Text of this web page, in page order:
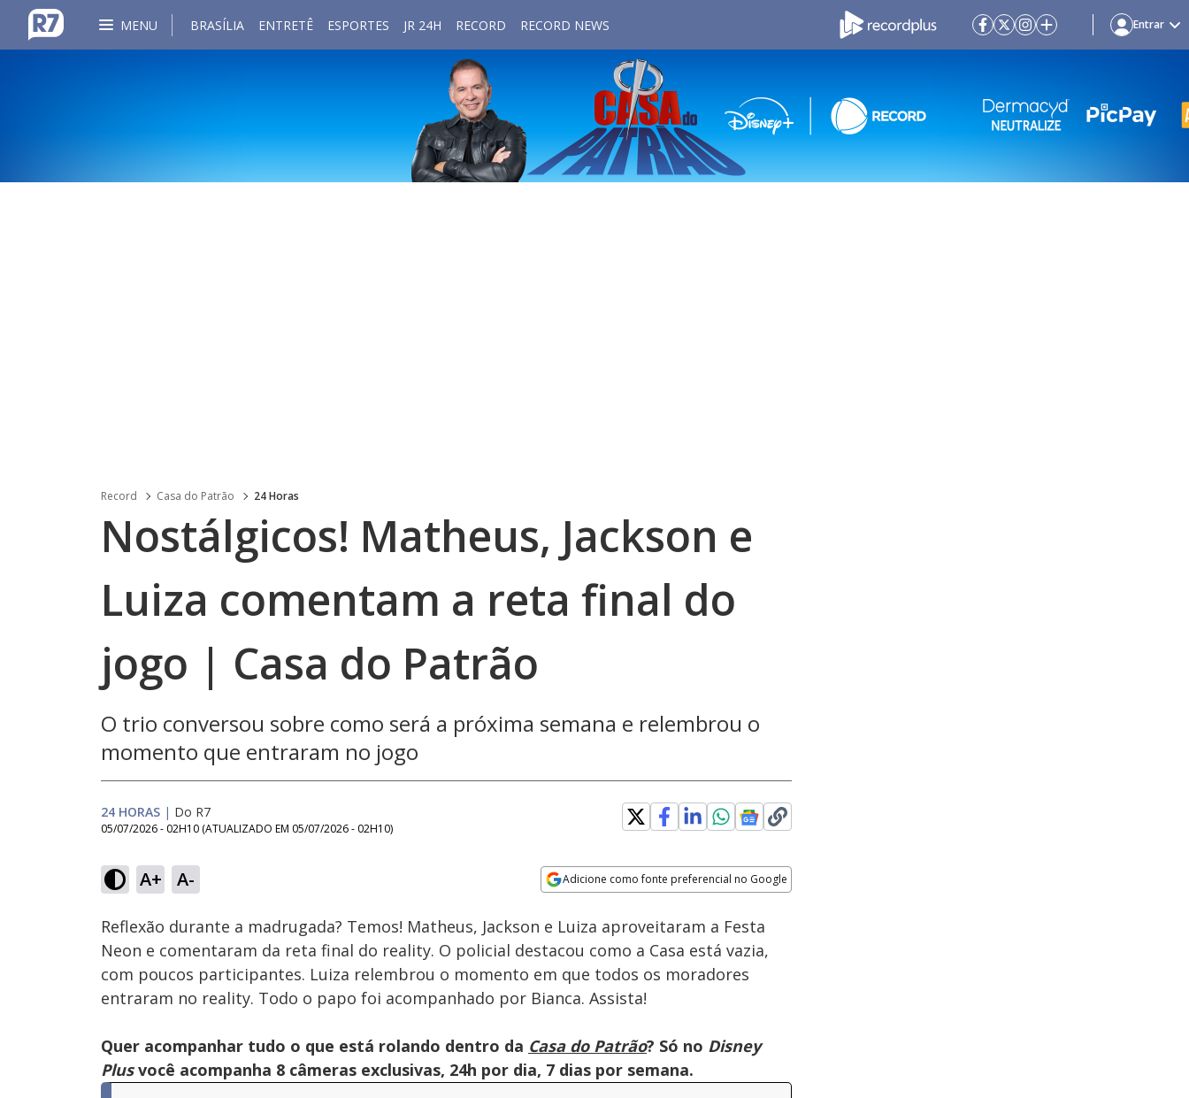
MENU BRASÍLIA ENTRETÊ ESPORTES JR 24H RECORD RECORD NEWS Entrar
Record Casa do Patrão 24 Horas
Nostálgicos! Matheus, Jackson e
Luiza comentam a reta final do
jogo | Casa do Patrão
O trio conversou sobre como será a próxima semana e relembrou o
momento que entraram no jogo
24 HORAS | Do R7
05/07/2026 - 02H10 (ATUALIZADO EM 05/07/2026 - 02H10)
A+ A- Adicione como fonte preferencial no Google
Ativar
Som
Velocidade
Reflexão durante a madrugada? Temos! Matheus, Jackson e Luiza aproveitaram a Festa
Neon e comentaram da reta final do reality. O policial destacou como a Casa está vazia,
com poucos participantes. Luiza relembrou o momento em que todos os moradores
entraram no reality. Todo o papo foi acompanhado por Bianca. Assista!
Quer acompanhar tudo o que está rolando dentro da Casa do Patrão? Só no Disney
Plusvocê acompanha 8 câmeras exclusivas, 24h por dia, 7 dias por semana.